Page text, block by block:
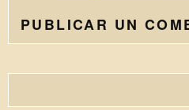
PUBLICAR UN